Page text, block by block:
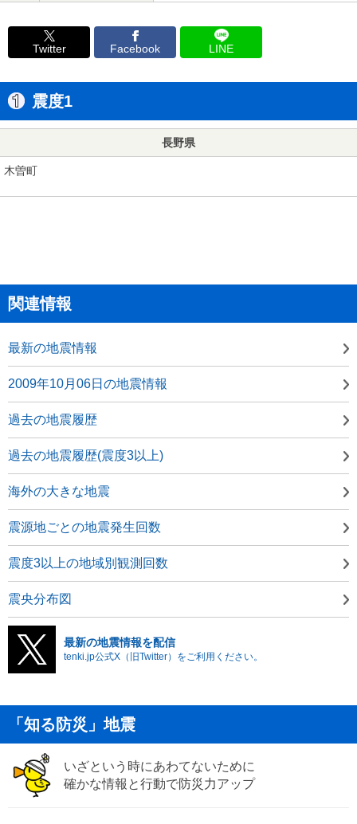
Twitter Facebook LINE
震度1
長野県
木曽町
関連情報
最新の地震情報
2009年10月06日の地震情報
過去の地震履歴
過去の地震履歴(震度3以上)
海外の大きな地震
震源地ごとの地震発生回数
震度3以上の地域別観測回数
震央分布図
最新の地震情報を配信
tenki.jp公式X（旧Twitter）をご利用ください。
「知る防災」地震
いざという時にあわてないために
確かな情報と行動で防災力アップ